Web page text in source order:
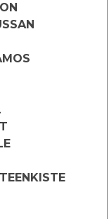
des soins